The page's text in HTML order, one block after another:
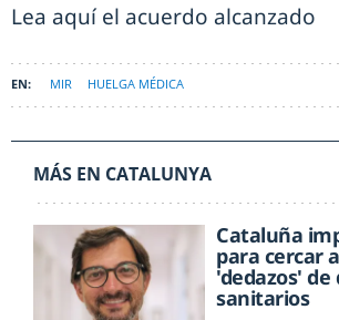
Lea aquí el acuerdo alcanzado
MIR HUELGA MÉDICA
MÁS EN CATALUNYA
Cataluña
para cercar
'dedazos'
sanitarios